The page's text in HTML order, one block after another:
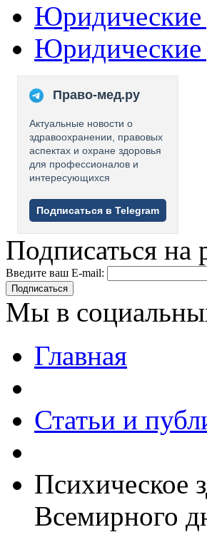
Юридические
Юридические
Право-мед.ру
Актуальные новости о
здравоохранении, правовых
аспектах и охране здоровья
для профессионалов и
интересующихся
Подписаться в Telegram
Подписаться на
Введите ваш E-mail:
Подписаться
Мы в
Главная
Статьи и
Психическое
Всемирного